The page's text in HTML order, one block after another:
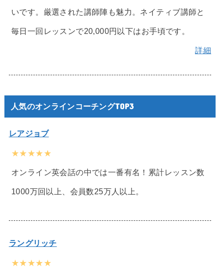
いです。厳選された講師陣も魅力。ネイティブ講師と
毎日一回レッスンで20,000円以下はお手頃です。
詳細
人気のオンラインコーチングTOP3
レアジョブ
★★★★★
オンライン英会話の中では一番有名！累計レッスン数
1000万回以上、会員数25万人以上。
ラングリッチ
★★★★★